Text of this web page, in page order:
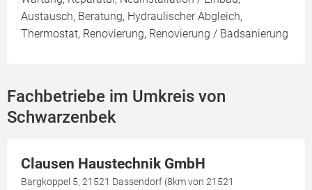
Austausch, Beratung, Hydraulischer Abgleich,
Thermostat, Renovierung, Renovierung / Badsanierung
Fachbetriebe im Umkreis von
Schwarzenbek
Clausen Haustechnik GmbH
Bargkoppel 5, 21521 Dassendorf (8km von 21521